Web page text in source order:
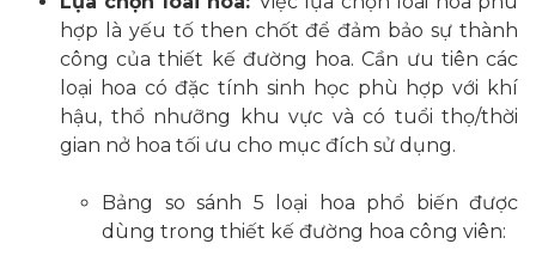
hợp là yếu tố then chốt để đảm bảo sự thành
công của thiết kế đường hoa. Cần ưu tiên các
loại hoa có đặc tính sinh học phù hợp với khí
hậu, thổ nhưỡng khu vực và có tuổi thọ/thời
gian nở hoa tối ưu cho mục đích sử dụng.
Bảng so sánh 5 loại hoa phổ biến được
dùng trong thiết kế đường hoa công viên: